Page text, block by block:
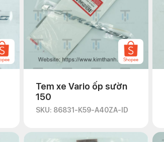
Tem xe Vario ốp sườn
150
SKU: 86831-K59-A40ZA-ID